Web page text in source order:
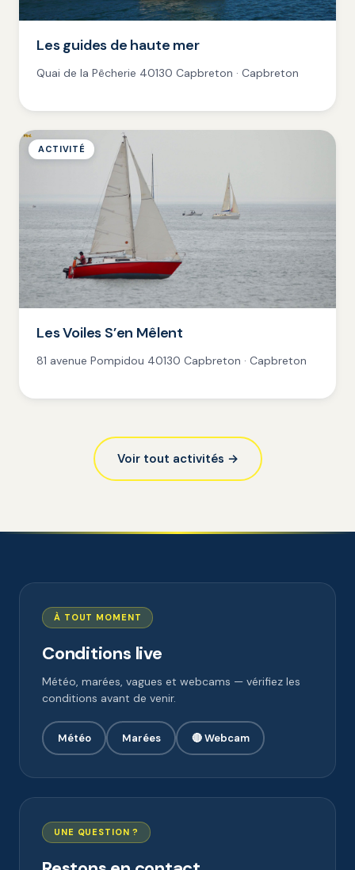
Les guides de haute mer
Quai de la Pêcherie 40130 Capbreton · Capbreton
ACTIVITÉ
Les Voiles S’en Mêlent
81 avenue Pompidou 40130 Capbreton · Capbreton
Voir tout activités →
À TOUT MOMENT
Conditions live
Météo, marées, vagues et webcams — vérifiez les
conditions avant de venir.
Météo Marées 🔴 Webcam
UNE QUESTION ?